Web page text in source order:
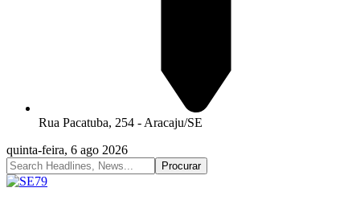
Rua Pacatuba, 254 - Aracaju/SE
quinta-feira, 6 ago 2026